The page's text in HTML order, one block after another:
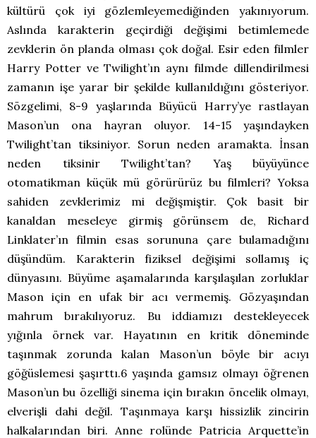
kültürü çok iyi gözlemleyemediğinden yakınıyorum.
Aslında karakterin geçirdiği değişimi betimlemede
zevklerin ön planda olması çok doğal. Esir eden filmler
Harry Potter ve Twilight’ın aynı filmde dillendirilmesi
zamanın işe yarar bir şekilde kullanıldığını gösteriyor.
Sözgelimi, 8-9 yaşlarında Büyücü Harry’ye rastlayan
Mason’un ona hayran oluyor. 14-15 yaşındayken
Twilight’tan tiksiniyor. Sorun neden aramakta. İnsan
neden tiksinir Twilight’tan? Yaş büyüyünce
otomatikman küçük mü görürürüz bu filmleri? Yoksa
sahiden zevklerimiz mi değişmiştir. Çok basit bir
kanaldan meseleye girmiş görünsem de, Richard
Linklater’ın filmin esas sorununa çare bulamadığını
düşündüm. Karakterin fiziksel değişimi sollamış iç
dünyasını. Büyüme aşamalarında karşılaşılan zorluklar
Mason için en ufak bir acı vermemiş. Gözyaşından
mahrum bırakılıyoruz. Bu iddiamızı destekleyecek
yığınla örnek var. Hayatının en kritik döneminde
taşınmak zorunda kalan Mason’un böyle bir acıyı
göğüslemesi şaşırttı.6 yaşında gamsız olmayı öğrenen
Mason’un bu özelliği sinema için bırakın öncelik olmayı,
elverişli dahi değil. Taşınmaya karşı hissizlik zincirin
halkalarından biri. Anne rolünde Patricia Arquette’in